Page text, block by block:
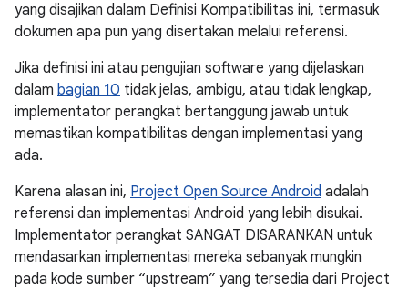
yang disajikan dalam Definisi Kompatibilitas ini, termasuk
dokumen apa pun yang disertakan melalui referensi.
Jika definisi ini atau pengujian software yang dijelaskan
dalam bagian 10 tidak jelas, ambigu, atau tidak lengkap,
implementator perangkat bertanggung jawab untuk
memastikan kompatibilitas dengan implementasi yang
ada.
Karena alasan ini, Project Open Source Android adalah
referensi dan implementasi Android yang lebih disukai.
Implementator perangkat SANGAT DISARANKAN untuk
mendasarkan implementasi mereka sebanyak mungkin
pada kode sumber “upstream” yang tersedia dari Project